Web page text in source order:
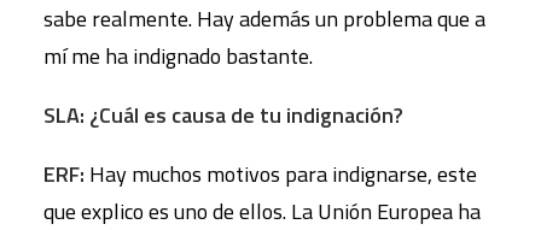
sabe realmente. Hay además un problema que a
mí me ha indignado bastante.
SLA: ¿Cuál es causa de tu indignación?
ERF: Hay muchos motivos para indignarse, este
que explico es uno de ellos. La Unión Europea ha